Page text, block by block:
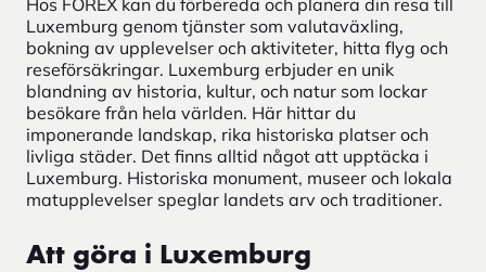
Hos FOREX kan du förbereda och planera din resa till
Luxemburg genom tjänster som valutaväxling,
bokning av upplevelser och aktiviteter, hitta flyg och
reseförsäkringar. Luxemburg erbjuder en unik
blandning av historia, kultur, och natur som lockar
besökare från hela världen. Här hittar du
imponerande landskap, rika historiska platser och
livliga städer. Det finns alltid något att upptäcka i
Luxemburg. Historiska monument, museer och lokala
matupplevelser speglar landets arv och traditioner.
Att göra i Luxemburg